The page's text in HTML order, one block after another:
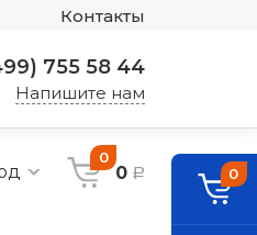
Контакты
755 58 44
Напишите нам
0
0 a 0